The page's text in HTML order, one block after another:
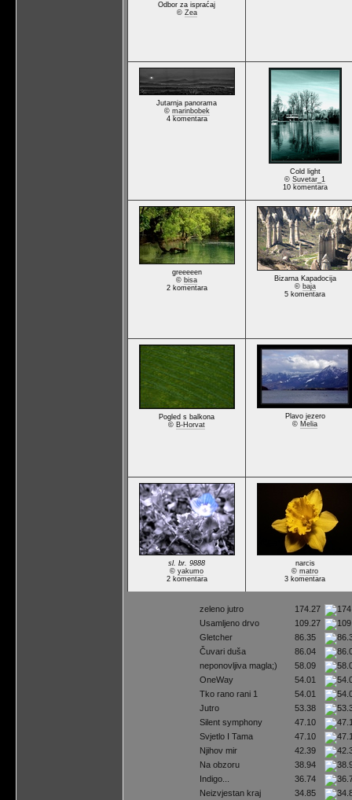
Odbor za ispraćaj
© Zea
Jutarnja panorama
© marinbobek
4 komentara
Cold light
© Suvetar_1
10 komentara
greeeeen
© bisa
2 komentara
Bizarna Kapadocija
© baja
5 komentara
Pogled s balkona
© B-Horvat
Plavo jezero
© Melia
sl. br. 9888
© yakumo
2 komentara
narcis
© matro
3 komentara
zeleno jutro
174.27
Usamljeno drvo
109.27
Gletcher
86.35
Čuvari duša
86.04
neponovljiva magla;)
58.09
OneWay
54.01
Tko rano rani 1
54.01
Jutro
53.38
Silent symphony
47.10
Svjetlo I Tama
47.10
Njihov mir
42.39
Na obzoru
38.94
Indigo...
36.74
Neizvjestan kraj
34.85